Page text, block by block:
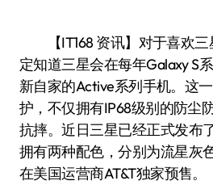
【IT168 资讯】对于喜欢三星手机的人来说，肯
定知道三星会在每年Galaxy S
新自家的Active系列手机。这
护，不仅拥有IP68级别的防尘
抗摔。近日三星已经正式发布
拥有两种配色，分别为流星灰
在美国运营商AT&T独家预售。